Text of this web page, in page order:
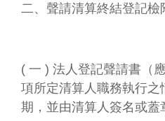
二、聲請清算終結登記檢
( 一 ) 法人登記聲請書（
項所定清算人職務執行之
期，並由清算人簽名或蓋